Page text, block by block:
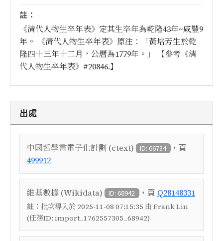
註：
《清代人物生卒年表》定其生卒年為乾隆43年~咸豐9
年。 《清代人物生卒年表》原注：「黃培芳生於乾
隆四十三年十二月，公曆為1779年。」 【參考《清
代人物生卒年表》#20846.】
出處
中國哲學書電子化計劃 (ctext) ID: 66734 ，頁
499912
維基數據 (Wikidata) ID: 68942 ，頁 Q28148331
註： 批次導入於 2025-11-08 07:15:35 由 Frank Lin
(任務ID: import_1762557305_68942)